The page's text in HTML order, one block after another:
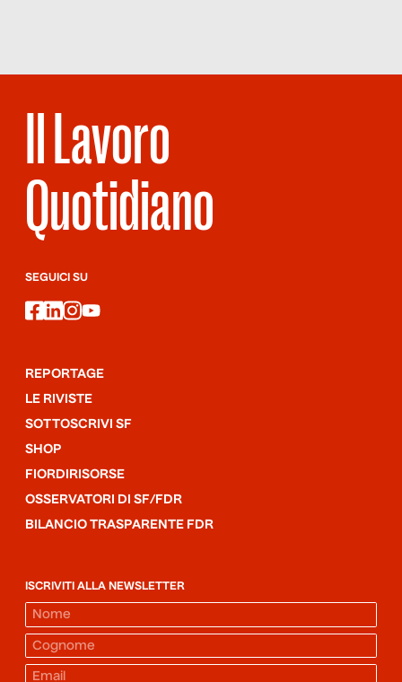
Il Lavoro
Quotidiano
SEGUICI SU
facebook
linkedin
instagram
youtube
REPORTAGE
LE RIVISTE
SOTTOSCRIVI SF
SHOP
FIORDIRISORSE
OSSERVATORI DI SF/FDR
BILANCIO TRASPARENTE FDR
ISCRIVITI ALLA NEWSLETTER